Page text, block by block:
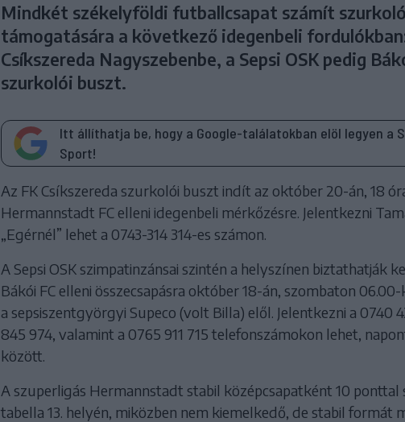
Mindkét székelyföldi futballcsapat számít
támogatására a következő idegenbeli
Csíkszereda Nagyszebenbe, a Sepsi OSK pedig
szurkolói buszt.
Itt állíthatja be, hogy a Google-találatokban elöl legyen a
Sport!
Az FK Csíkszereda szurkolói buszt indít az október 20-án, 18
Hermannstadt FC elleni idegenbeli mérkőzésre. Jelentkezni
„Egérnél” lehet a 0743-314 314-es számon.
A Sepsi OSK szimpatinzánsai szintén a helyszínen biztathatják
Bákói FC elleni összecsapásra október 18-án, szombaton
a sepsiszentgyörgyi Supeco (volt Billa) elől. Jelentkezni a 0740
845 974, valamint a 0765 911 715 telefonszámokon lehet,
között.
A szuperligás Hermannstadt stabil középcsapatként 10 ponttal
tabella 13. helyén, miközben nem kiemelkedő, de stabil formát